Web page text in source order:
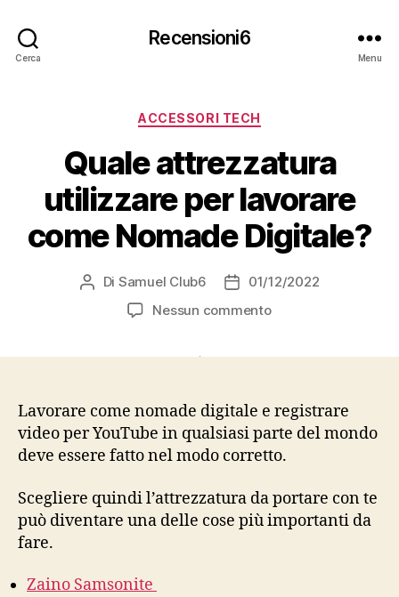
Cerca
Recensioni6
Menu
Categorie
ACCESSORI TECH
Quale attrezzatura
utilizzare per lavorare
come Nomade Digitale?
Autore
articolo
Di Samuel Club6
Data01/12/2022
Nessun commentosu
lavorare
come
Digitale?
Lavorare come nomade digitale e registrare
video per YouTube in qualsiasi parte del mondo
deve essere fatto nel modo corretto.
Scegliere quindi l’attrezzatura da portare con te
può diventare una delle cose più importanti da
fare.
Zaino Samsonite